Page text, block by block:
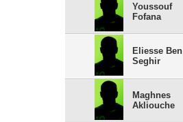
Youssouf
Fofana
Eliesse Ben
Seghir
Maghnes
Akliouche